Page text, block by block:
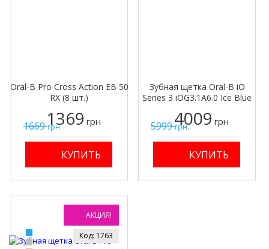
1669грн.
Oral-B Pro Cross Action EB 50
RX (8 шт.)
1369 грн 5999грн.
Зубная щетка Oral-B iO
Series 3 iOG3.1A6.0 Ice Blue
4009 грн
АКЦИЯ!
Код: 1763